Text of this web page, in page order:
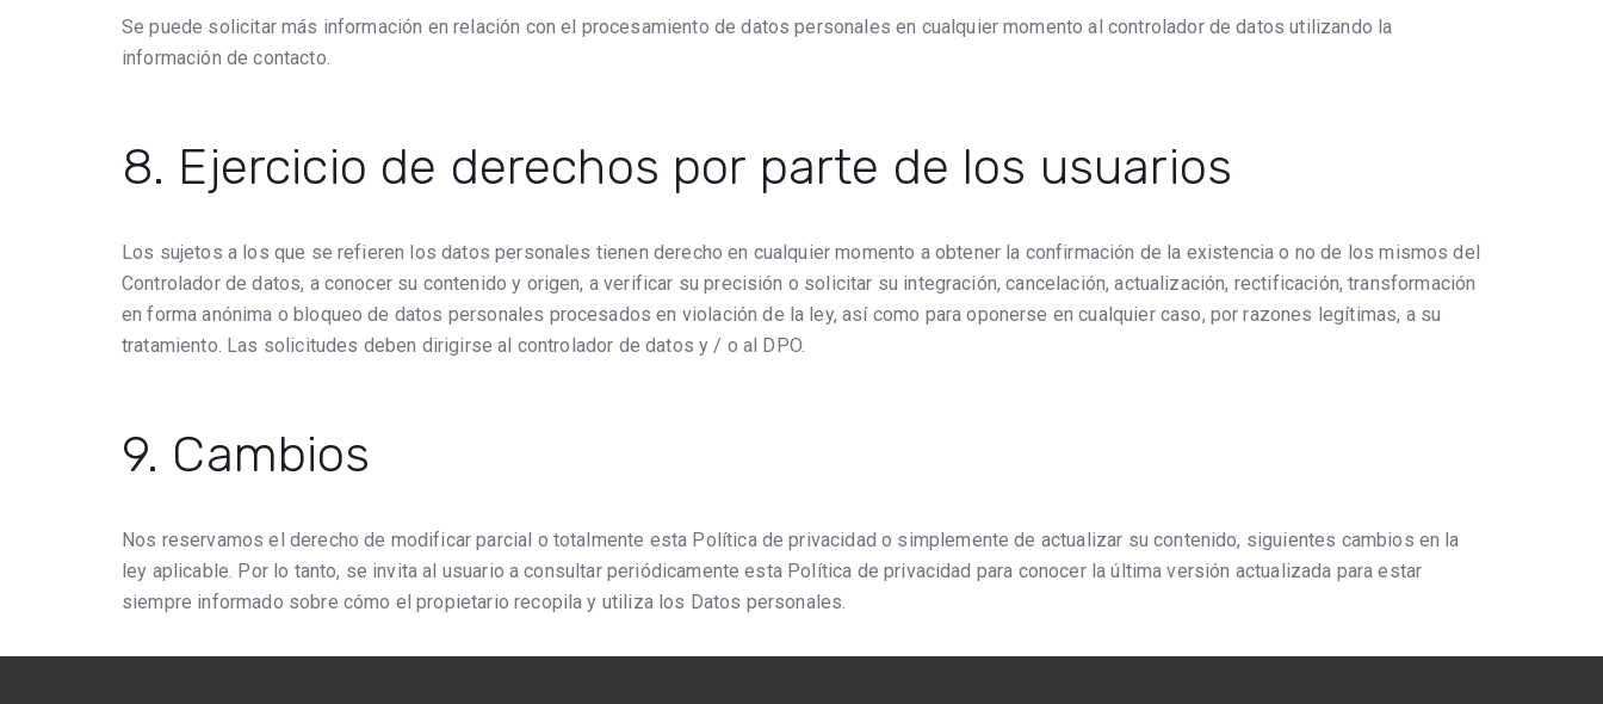
Se puede solicitar más información en relación con el procesamiento de datos personales en cualquier momento al controlador de datos utilizando la
información de contacto.
8. Ejercicio de derechos por parte de los usuarios
Los sujetos a los que se refieren los datos personales tienen derecho en cualquier momento a obtener la confirmación de la existencia o no de los mismos del
Controlador de datos, a conocer su contenido y origen, a verificar su precisión o solicitar su integración, cancelación, actualización, rectificación, transformación
en forma anónima o bloqueo de datos personales procesados ​​en violación de la ley, así como para oponerse en cualquier caso, por razones legítimas, a su
tratamiento. Las solicitudes deben dirigirse al controlador de datos y / o al DPO.
9. Cambios
Nos reservamos el derecho de modificar parcial o totalmente esta Política de privacidad o simplemente de actualizar su contenido, siguientes cambios en la
ley aplicable. Por lo tanto, se invita al usuario a consultar periódicamente esta Política de privacidad para conocer la última versión actualizada para estar
siempre informado sobre cómo el propietario recopila y utiliza los Datos personales.